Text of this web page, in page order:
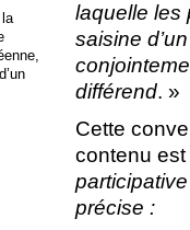
laquelle les
saisine
différend. »
Cette
contenu est
précise :